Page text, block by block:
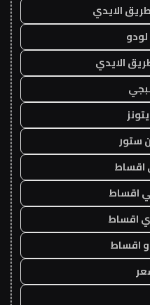
الايدي
الايدي
ستور
اقساط
اقساط
اقساط
اقساط